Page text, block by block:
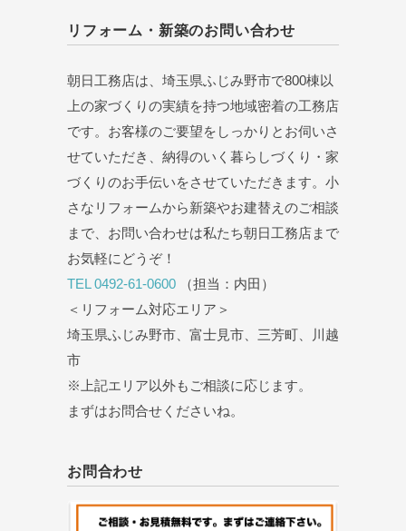
リフォーム・新築のお問い合わせ
朝日工務店は、埼玉県ふじみ野市で800棟以
上の家づくりの実績を持つ地域密着の工務店
です。お客様のご要望をしっかりとお伺いさ
せていただき、納得のいく暮らしづくり・家
づくりのお手伝いをさせていただきます。小
さなリフォームから新築やお建替えのご相談
まで、お問い合わせは私たち朝日工務店まで
お気軽にどうぞ！
TEL 0492-61-0600 （担当：内田）
＜リフォーム対応エリア＞
埼玉県ふじみ野市、富士見市、三芳町、川越
市
※上記エリア以外もご相談に応じます。
まずはお問合せくださいね。
お問合わせ